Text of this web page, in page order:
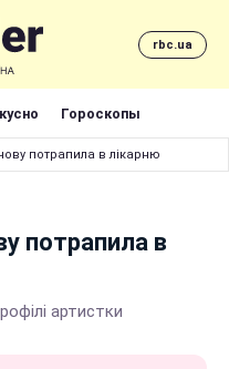
rbc.ua
Гороскопы
потрапила в лікарню
потрапила в
артистки